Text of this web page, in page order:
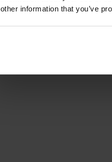
other information that you’ve
Knäskydd Barn EVS Option